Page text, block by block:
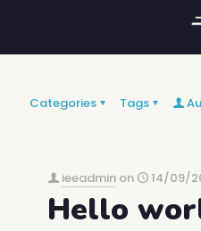
Categories Tags
ieeadmin on 14/09/
Hello